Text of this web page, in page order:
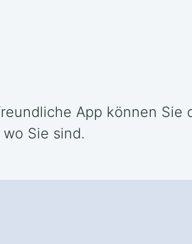
App können Sie
Sie sind.